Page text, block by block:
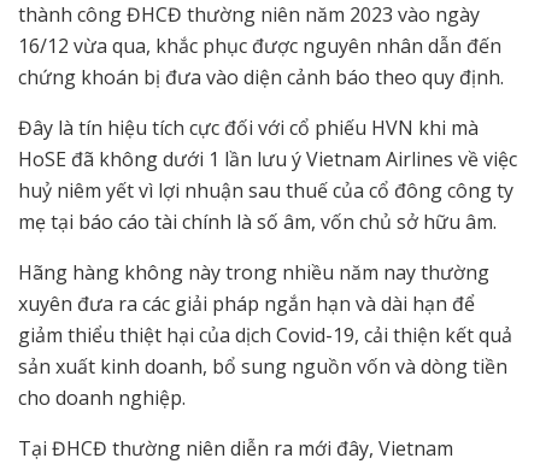
thành công ĐHCĐ thường niên năm 2023 vào ngày
16/12 vừa qua, khắc phục được nguyên nhân dẫn đến
chứng khoán bị đưa vào diện cảnh báo theo quy định.
Đây là tín hiệu tích cực đối với cổ phiếu HVN khi mà
HoSE đã không dưới 1 lần lưu ý Vietnam Airlines về việc
huỷ niêm yết vì lợi nhuận sau thuế của cổ đông công ty
mẹ tại báo cáo tài chính là số âm, vốn chủ sở hữu âm.
Hãng hàng không này trong nhiều năm nay thường
xuyên đưa ra các giải pháp ngắn hạn và dài hạn để
giảm thiểu thiệt hại của dịch Covid-19, cải thiện kết quả
sản xuất kinh doanh, bổ sung nguồn vốn và dòng tiền
cho doanh nghiệp.
Tại ĐHCĐ thường niên diễn ra mới đây, Vietnam